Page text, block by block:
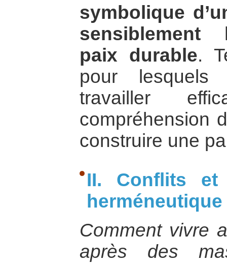
symbolique
sensiblement
paix durable.
pour
travailler
compréhension
construire une
II. Conflits et
herméneutique
Comment vivre
après des